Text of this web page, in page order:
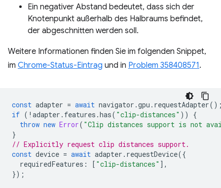
Ein negativer Abstand bedeutet, dass sich der
Knotenpunkt außerhalb des Halbraums befindet,
der abgeschnitten werden soll.
Weitere Informationen finden Sie im folgenden Snippet,
im Chrome-Status-Eintrag und in Problem 358408571.
const adapter = await navigator .gpu . requestAdapter
if ( ! adapter . features .has( "clip-distances" ))
{
throw new Error( "Clip distances support is not
}
// Explicitly request clip distances support.
const device = await adapter . requestDevice({
requiredFeatures : [ "clip-distances" ],
});